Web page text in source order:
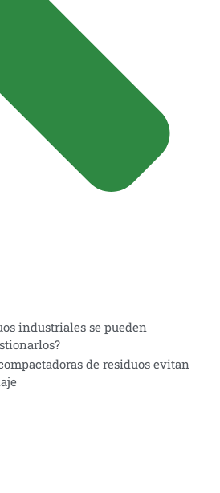
industriales se pueden
de residuos evitan